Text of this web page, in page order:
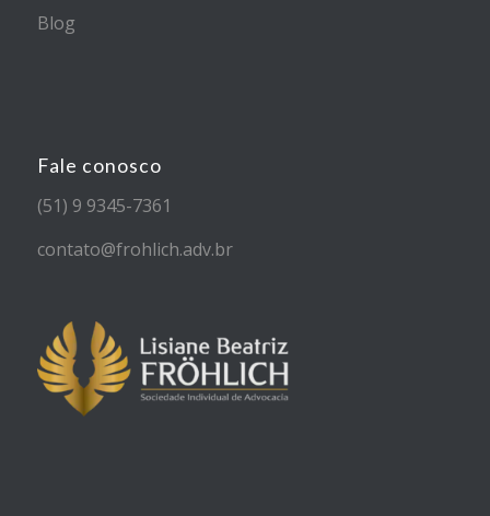
Blog
Fale conosco
(51) 9 9345-7361
contato@frohlich.adv.br